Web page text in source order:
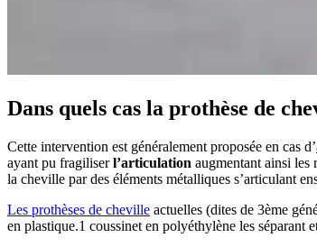
Dans quels cas la prothèse de
Cette intervention est généralement proposée en cas d’
ayant pu fragiliserl’articulation augmentant ainsi les
la cheville par des éléments métalliques s’articulant
Les prothèses de cheville actuelles (dites de 3ème
en plastique.1 coussinet en polyéthylène les séparant